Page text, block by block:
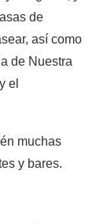
de
así como
de Nuestra
el
muchas
y bares.